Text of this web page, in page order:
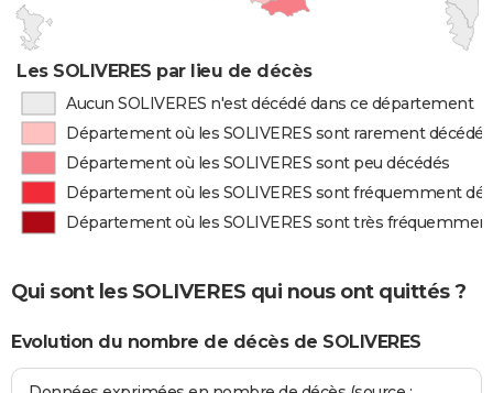
Les SOLIVERES par lieu de décès
Aucun SOLIVERES n'est décédé dans ce département
Département où les SOLIVERES sont rarement décédés
Département où les SOLIVERES sont peu décédés
Département où les SOLIVERES sont fréquemment
Département où les SOLIVERES sont très
Qui sont les SOLIVERES qui nous ont quittés ?
Evolution du nombre de décès de SOLIVERES